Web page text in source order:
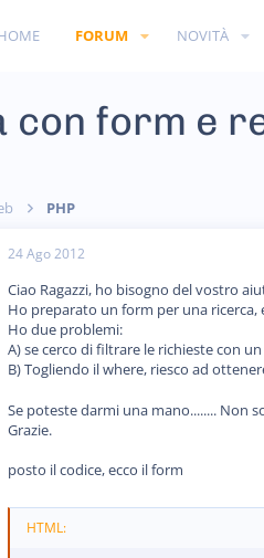
FORUM NOVITÀ
con form e
PHP
24 Ago 2012
Ciao Ragazzi, ho bisogno del vostro
Ho preparato un form per una ricerca,
Ho due problemi:
A) se cerco di filtrare le richieste con
B) Togliendo il where, riesco ad
Se poteste darmi una mano........
Grazie.
posto il codice, ecco il form
HTML: